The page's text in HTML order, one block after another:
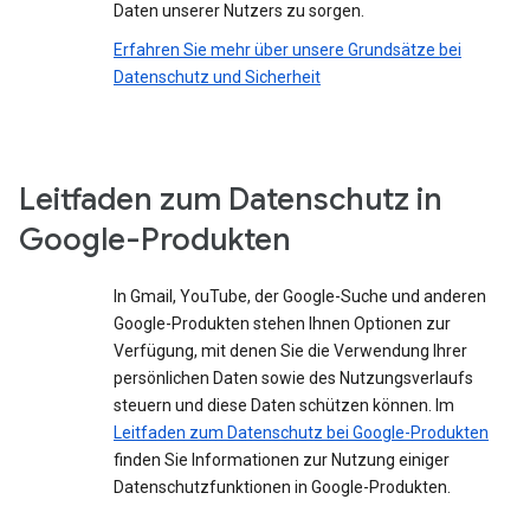
Daten unserer Nutzers zu sorgen.
Erfahren Sie mehr über unsere Grundsätze bei
Datenschutz und Sicherheit
Leitfaden zum Datenschutz in
Google-Produkten
In Gmail, YouTube, der Google-Suche und anderen
Google-Produkten stehen Ihnen Optionen zur
Verfügung, mit denen Sie die Verwendung Ihrer
persönlichen Daten sowie des Nutzungsverlaufs
steuern und diese Daten schützen können. Im
Leitfaden zum Datenschutz bei Google-Produkten
finden Sie Informationen zur Nutzung einiger
Datenschutzfunktionen in Google-Produkten.